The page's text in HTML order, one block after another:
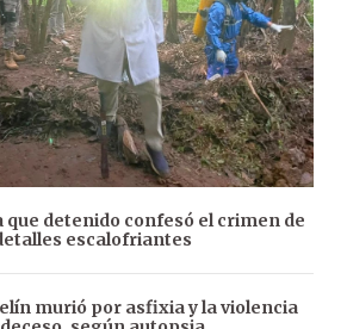
detenido confesó el crimen de
escalofriantes
murió por asfixia y la violencia